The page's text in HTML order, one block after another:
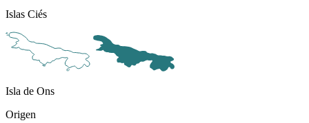
Islas Ciés
Isla de Ons
Origen